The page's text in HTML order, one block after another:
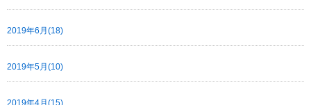
2019年6月(18)
2019年5月(10)
2019年4月(15)